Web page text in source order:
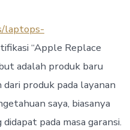
laptops-
“Apple Replace
adalah produk baru
produk pada layanan
saya, biasanya
pada masa garansi.